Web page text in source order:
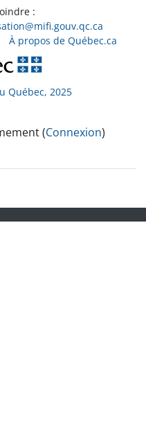
:
À propos de Québec.ca
Québec, 2025
(Connexion)